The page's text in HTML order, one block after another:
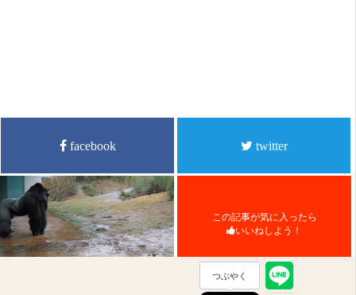
facebook twitter
この記事が気に入ったら
いいねしよう！
つぶやく